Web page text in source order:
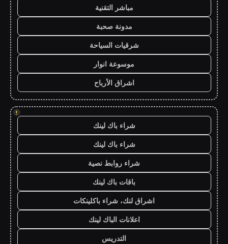
مباشر التقنية
مدونة صحبة
شرقيات السياحة
موسوعة انوار
اشراق الأرباح
!
شراء باك لينك
شراء باك لينك
شراء روابط نصية
باقات باك لينك
اشراق لنك، شراء باكلينكات
اعلانات الباك لينك
التدريس